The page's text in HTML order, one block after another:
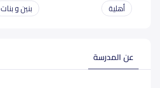
أهلية بنين و بنات
عن المدرسة